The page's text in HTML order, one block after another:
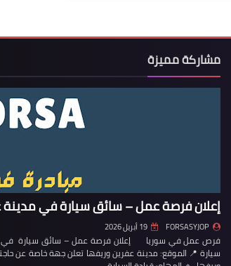
مشاركة مميزة
إعلان فرصة عمل – سائق سيارة في مدينة
FORSASYJOP 19 أبريل 2026
فرص عمل في سوريا إعلان فرصة عمل – سائق سيارة في
سيارة 📍 الموقع: مدينة عفرين وريفها تعلن جهة خاصة عن